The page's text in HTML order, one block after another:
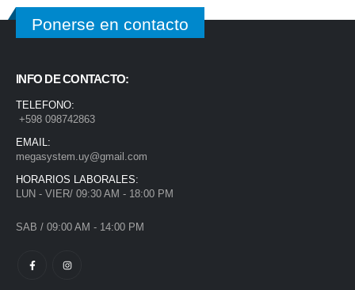
Ponerse en contacto
INFO DE CONTACTO:
TELEFONO:
+598 098742863
EMAIL:
megasystem.uy@gmail.com
HORARIOS LABORALES:
LUN - VIER/ 09:30 AM - 18:00 PM
SAB / 09:00 AM - 14:00 PM